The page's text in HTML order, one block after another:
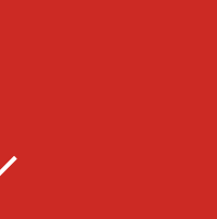
kunder